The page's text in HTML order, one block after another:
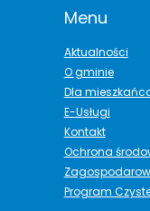
Menu
Aktualności
O gminie
Dla
E-Usługi
Kontakt
Ochrona
Program